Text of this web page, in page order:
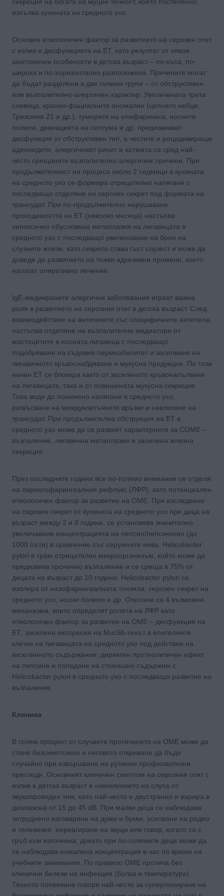
изпълва кухината на средното ухо.
Основен етиологичен фактор за развитието на серозен отит
с излив е дисфункцията на ЕТ, като резултат от някои
анатомични особености в детска възраст – по-къса, по-
широка и по-хоризонтално разположена. Причините могат
да бъдат разделени в две големи групи – от обструктивен
или възпалително-алергичен характер. Увеличената трета
сливица, кранио-фациалните аномалии (цепнато небце,
Тризомия 21 и др.), туморите на епифаринкса, носните
полипи, девиацията на септума и др. предизвикват
дисфункция от обструктивен тип, а честите и рецидивиращи
аденоидити, алергичният ринит и астмата са сред най-
често срещаните възпалително-алергични причини. При
продължителност на процеса около 2 седмици в кухината
на средното ухо се формира отрицателно налягане с
последващо отделяне на серозен секрет под формата на
трансудат. При по-продължително нарушаване
проходимостта на ЕТ (няколко месеца) настъпва
хипоксично обусловена метаплазия на лигавицата в
средното ухо с последващо увеличаване на броя на
слузните жлези, като секрета става гъст слузест и може да
доведе до развитието на тежки адхезивни промени, които
налагат оперативно лечение.
IgE-медиираните алергични заболявания играят важна
роля в развитието на серозния отит в детска възраст. След
взаимодействие на антигените със специфичните антитела,
настъпва отделяне на възпалителни медиатори от
мастоцитите в носната лигавица с последващо
подобряване на съдовия пермеабилитет и засилване на
лигавичното кръвоснабдяване и мукусна продукция. По този
начин ЕТ се блокира както от засиленото кръвонапълване
на лигавицата, така и от повишената мукусна секреция.
Това води до понижено налягане в средното ухо,
разкъсване на междуклетъчните връзки и навлизане на
трансудат. При продължителна обструкция на ЕТ в
средното ухо може да се развият характерните за COME –
възпаление, лигавична метаплазия и засилена жлезна
секреция.
През последните години все по-голямо внимание се отделя
на ларингофарингеалния рефлукс (ЛФР), като потенциален
етиологичен фактор за развитие на OME. При изследване
на серозен секрет от кухината на средното ухо при деца на
възраст между 2 и 8 години, се установява значително
увеличаване концентрацията на пепсин/пепсиноген (до
1000 пъти) в сравнение със серумните нива. Helicobacter
pylori е грам отрицателен микроорганизъм, който може да
предизвика хронично възпаление и се среща в 75% от
децата на възраст до 10 години. Helicobacter pylori се
изолира от назофарингеалната тонзила, серозен секрет на
средното ухо, носни полипи и др. Описани са 4 възможни
механизма, които определят ролята на ЛФР като
етиологичен фактор за развитие на OME – дисфункция на
ЕТ; засилена експресия на Muc5b-генът в епителните
клетки на лигавицата на средното ухо под действие на
киселинното съдържание; директен протеолитичен ефект
на пепсина и попадане на стомашно съдържим с
Helicobacter pylori в средното ухо с последващо развитие на
възпаление.
Клиника
В голям процент от случаите протичането на OME може да
стане безсимптомно и неговото откриване да бъде
случайно при извършване на рутинни профилактични
прегледи. Основният клиничен симптом на серозния отит с
излив в детска възраст е намалението на слуха от
звукопроводен тим, като най-често е двустранно и варира в
диапазона от 15 до 45 dB. При малки деца се наблюдава
затруднено изговаряне на думи и букви, усилване на радио
и телевизия, нереагиране на звуци или говор, когато са с
гръб към източника; докато при по-големите деца може да
се наблюдава намалена концентрация в час по време на
учебните занимания. По правило ОМЕ протича без
клинични белези на инфекция (болка и температура).
Тяхното появяване говори най-често за суперпониране на